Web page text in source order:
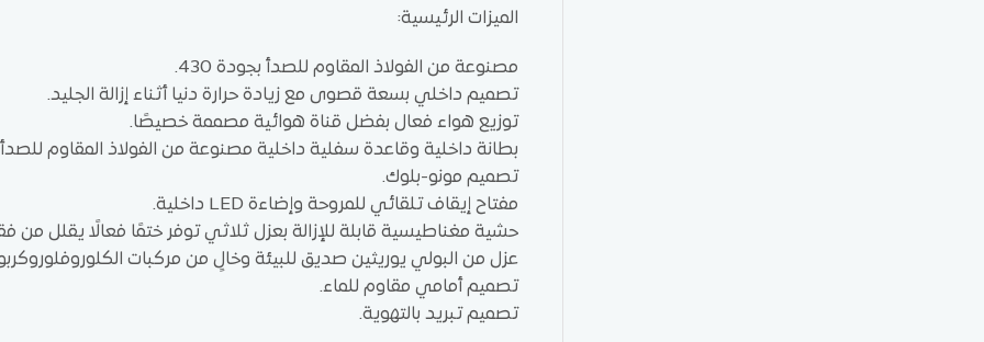
الميزات الرئيسية:
مصنوعة من الفولاذ المقاوم للصدأ بجودة 430.
تصميم داخلي بسعة قصوى مع زيادة حرارة دنيا أثناء إزالة الجليد.
توزيع هواء فعال بفضل قناة هوائية مصممة خصيصًا.
بطانة داخلية وقاعدة سفلية داخلية مصنوعة من الفولاذ المقاوم
تصميم مونو-بلوك.
مفتاح إيقاف تلقائي للمروحة وإضاءة LED داخلية.
حشية مغناطيسية قابلة للإزالة بعزل ثلاثي توفر ختمًا فعالًا يقلل من
عزل من البولي يوريثين صديق للبيئة وخالٍ من مركبات الكلوروفلوروكربون بكثافة 40-42 كجم/م³
تصميم أمامي مقاوم للماء.
تصميم تبريد بالتهوية.